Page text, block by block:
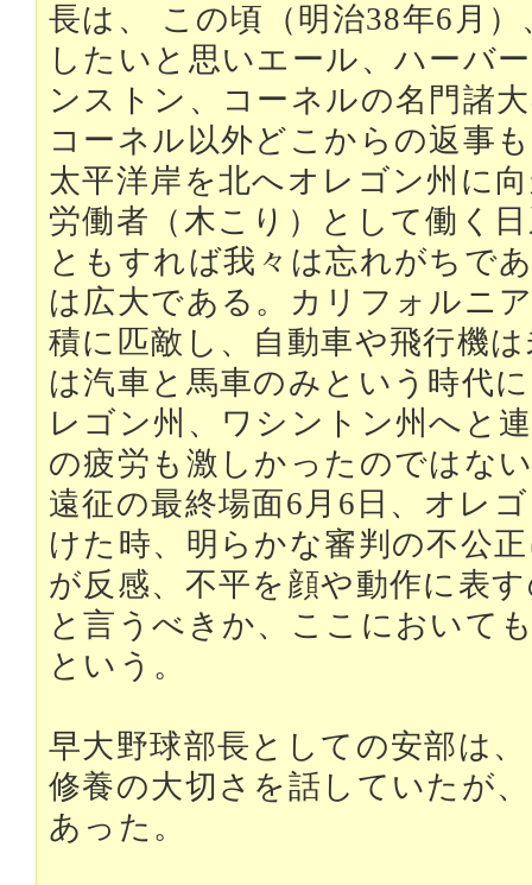
長は、 この頃（明治38年6月
したいと思いエール、ハーバ
ンストン、コーネルの名門諸
コーネル以外どこからの返事
太平洋岸を北へオレゴン州に
労働者（木こり）として働く
ともすれば我々は忘れがちで
は広大である。カリフォルニ
積に匹敵し、自動車や飛行機
は汽車と馬車のみという時代
レゴン州、ワシントン州へと
の疲労も激しかったのではな
遠征の最終場面6月6日、オレ
けた時、明らかな審判の不公
が反感、不平を顔や動作に表
と言うべきか、ここにおいて
という。
早大野球部長としての安部は
修養の大切さを話していたが
あった。